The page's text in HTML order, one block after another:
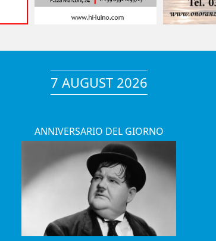
7 AUGUST 2026
ANNIVERSARIO DEL GIORNO